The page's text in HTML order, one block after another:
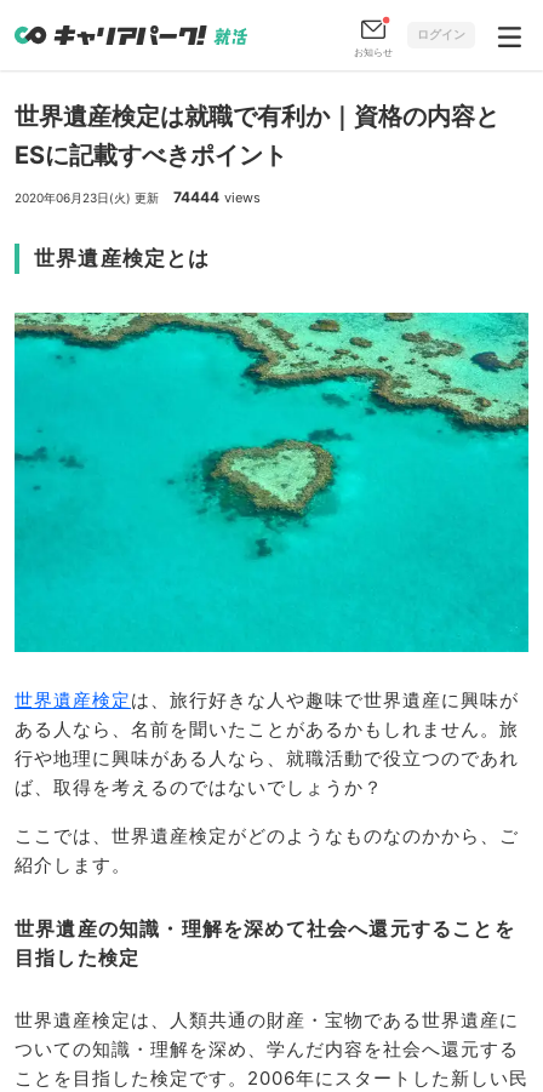
お知らせ
ログイン
世界遺産検定は就職で有利か｜資格の内容と
ESに記載すべきポイント
2020年06月23日(火) 更新 74444 views
世界遺産検定とは
世界遺産検定は、旅行好きな人や趣味で世界遺産に興味が
ある人なら、名前を聞いたことがあるかもしれません。旅
行や地理に興味がある人なら、就職活動で役立つのであれ
ば、取得を考えるのではないでしょうか？
ここでは、世界遺産検定がどのようなものなのかから、ご
紹介します。
世界遺産の知識・理解を深めて社会へ還元することを
目指した検定
世界遺産検定は、人類共通の財産・宝物である世界遺産に
ついての知識・理解を深め、学んだ内容を社会へ還元する
ことを目指した検定です。2006年にスタートした新しい民